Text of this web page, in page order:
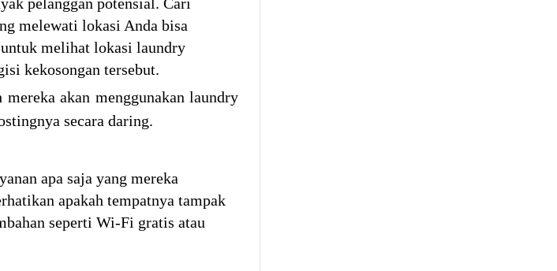
melewati lokasi Anda bisa
melihat lokasi laundry
kekosongan tersebut.
mereka akan menggunakan laundry
secara daring.
apa saja yang mereka
apakah tempatnya tampak
seperti Wi-Fi gratis atau